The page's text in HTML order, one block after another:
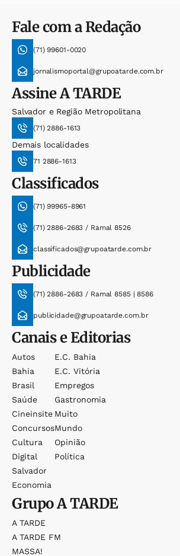
Fale com a Redação
(71) 99601-0020
jornalismoportal@grupoatarde.com.br
AssineA TARDE
Salvador e Região Metropolitana
(71) 2886-1613
Demais localidades
71 2886-1613
Classificados
(71) 99965-8961
(71) 2886-2683 / Ramal 8526
classificados@grupoatarde.com.br
Publicidade
(71) 2886-2683 / Ramal 8585 | 8586
publicidade@grupoatarde.com.br
Canais e Editorias
Autos
Bahia
Brasil
Saúde
Cineinsite
Concursos
Cultura
Digital
Salvador
Economia
E.c. Bahia
E.c. Vitória
Empregos
Gastronomia
Muito
Mundo
Opinião
Política
GrupoA TARDE
A TARDE
A TARDE FM
MASSA!